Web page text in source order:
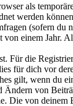
als
werden
(sofern du
einem Jahr.
die
für dich vor
gilt, wenn du
von
Die von